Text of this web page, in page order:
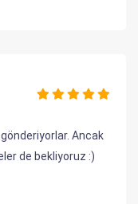
Ancak
de bekliyoruz :)